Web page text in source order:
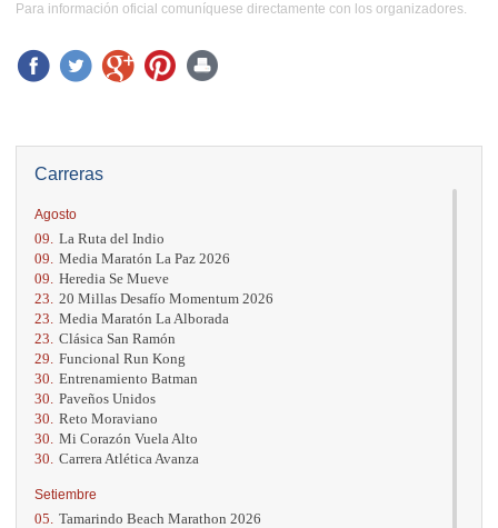
Carreras
Agosto
09. La Ruta del Indio
09. Media Maratón La Paz 2026
09. Heredia Se Mueve
23. 20 Millas Desafío Momentum 2026
23. Media Maratón La Alborada
23. Clásica San Ramón
29. Funcional Run Kong
30. Entrenamiento Batman
30. Paveños Unidos
30. Reto Moraviano
30. Mi Corazón Vuela Alto
30. Carrera Atlética Avanza
Setiembre
05. Tamarindo Beach Marathon 2026
Para información oficial comuníquese directamente con los organizadores.